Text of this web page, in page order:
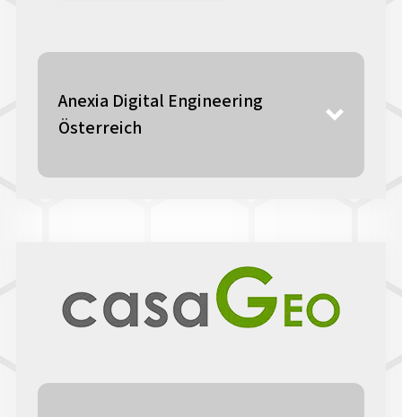
Anexia Digital Engineering
Österreich